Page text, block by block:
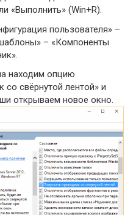
«Выполнить» (Win+R).
пользователя» –
– «Компоненты
находим опцию
со свёрнутой лентой» и
открываем новое окно.